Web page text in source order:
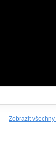
Zobrazit